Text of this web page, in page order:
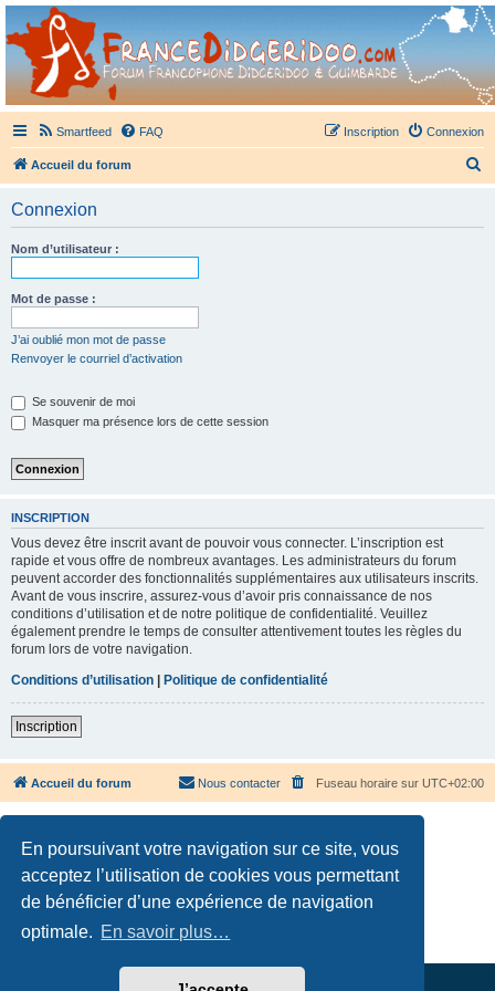
En poursuivant votre navigation sur ce site, vous
acceptez l’utilisation de cookies vous permettant
de bénéficier d’une expérience de navigation
optimale. En savoir plus…
France Didgeridoo
Didgeridoo et Guimbarde sur France Didgeridoo - retrouvez la communauté.
Smartfeed FAQ Connexion
Inscription
Accueil du forum
Connexion
Nom d’utilisateur :
Mot de passe :
J’ai oublié mon mot de passe
Renvoyer le courriel d’activation
Se souvenir de moi
Masquer ma présence lors de cette session
INSCRIPTION
Vous devez être inscrit avant de pouvoir vous connecter. L’inscription est
rapide et vous offre de nombreux avantages. Les administrateurs du forum
peuvent accorder des fonctionnalités supplémentaires aux utilisateurs inscrits.
Avant de vous inscrire, assurez-vous d’avoir pris connaissance de nos
conditions d’utilisation et de notre politique de confidentialité. Veuillez
également prendre le temps de consulter attentivement toutes les règles du
forum lors de votre navigation.
Conditions d’utilisation
Politique de confidentialité
Inscription
Accueil du forum Fuseau horaire sur UTC+02:00
Nous contacter
Développé parphpBB® Forum Software © phpBB Limited
Confidentialité